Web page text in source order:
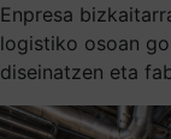
Enpresa
logistiko osoan
diseinatzen eta